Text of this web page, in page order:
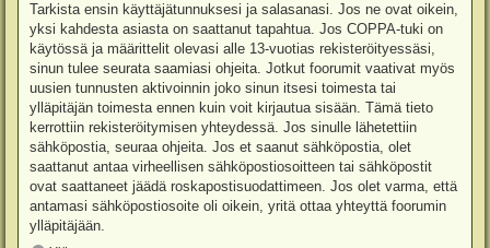
Tarkista ensin käyttäjätunnuksesi ja salasanasi. Jos ne ovat oikein,
yksi kahdesta asiasta on saattanut tapahtua. Jos COPPA-tuki on
käytössä ja määrittelit olevasi alle 13-vuotias rekisteröityessäsi,
sinun tulee seurata saamiasi ohjeita. Jotkut foorumit vaativat myös
uusien tunnusten aktivoinnin joko sinun itsesi toimesta tai
ylläpitäjän toimesta ennen kuin voit kirjautua sisään. Tämä tieto
kerrottiin rekisteröitymisen yhteydessä. Jos sinulle lähetettiin
sähköpostia, seuraa ohjeita. Jos et saanut sähköpostia, olet
saattanut antaa virheellisen sähköpostiosoitteen tai sähköpostit
ovat saattaneet jäädä roskapostisuodattimeen. Jos olet varma, että
antamasi sähköpostiosoite oli oikein, yritä ottaa yhteyttä foorumin
ylläpitäjään.